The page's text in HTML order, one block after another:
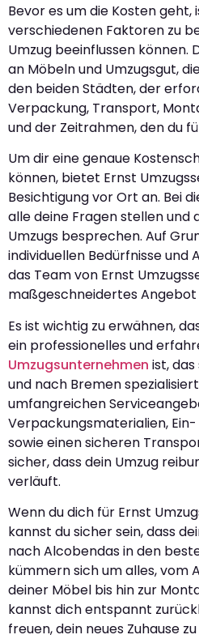
Bevor es um die Kosten geht,
verschiedenen Faktoren zu
Umzug beeinflussen können.
an Möbeln und Umzugsgut,
den beiden Städten, der
Verpackung, Transport,
und der Zeitrahmen, den du
Um dir eine genaue
können, bietet Ernst
Besichtigung vor Ort an. Bei
alle deine Fragen stellen und
Umzugs besprechen. Auf
individuellen Bedürfnisse
das Team von Ernst
maßgeschneidertes Angebot
Es ist wichtig zu erwähnen,
ein professionelles und
Umzugsunternehmen ist,
und nach Bremen
umfangreichen
Verpackungsmaterialien,
sowie einen sicheren
sicher, dass dein Umzug
verläuft.
Wenn du dich für Ernst
kannst du sicher sein, dass
nach Alcobendas in den
kümmern sich um alles, vom
deiner Möbel bis hin zur
kannst dich entspannt
freuen, dein neues Zuhause